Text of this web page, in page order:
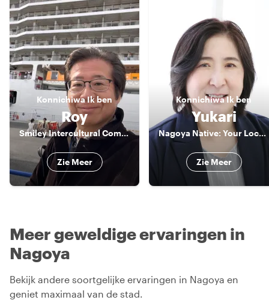
KonnichiwaIk ben
Roy
Smiley Intercultural Communicator
Zie Meer
KonnichiwaIk ben
Yukari
Nagoya Native: Your Local Food & Shopping Guide
Zie Meer
Meer geweldige ervaringen in
Nagoya
Bekijk andere soortgelijke ervaringen in Nagoya en
geniet maximaal van de stad.